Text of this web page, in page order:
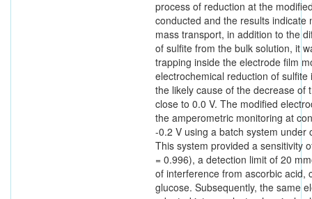
process of reduction at the
conducted and the results indicate
mass transport, in addition to the
of sulfite from the bulk solution, it
trapping inside the electrode film
electrochemical reduction of sulfite
the likely cause of the decrease of
close to 0.0 V. The modified
the amperometric monitoring at
-0.2 V using a batch system under
This system provided a sensitivity
= 0.996), a detection limit of 20
of interference from ascorbic acid,
glucose. Subsequently, the same